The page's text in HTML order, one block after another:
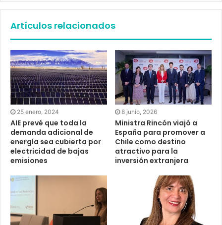
Artículos relacionados
25 enero, 2024
AIE prevé que toda la
demanda adicional de
energía sea cubierta por
electricidad de bajas
emisiones
8 junio, 2026
Ministra Rincón viajó a
España para promover a
Chile como destino
atractivo para la
inversión extranjera